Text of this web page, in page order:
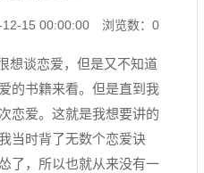
15 00:00:00 浏览数：0
谈恋爱，但是又不知道
的书籍来看。但是直到我
恋爱。这就是我想要讲的
当时背了无数个恋爱诀
了，所以也就从来没有一